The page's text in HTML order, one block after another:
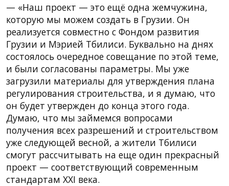
— «Наш проект — это ещё одна жемчужина,
которую мы можем создать в Грузии. Он
реализуется совместно с Фондом развития
Грузии и Мэрией Тбилиси. Буквально на днях
состоялось очередное совещание по этой теме,
и были согласованы параметры. Мы уже
загрузили материалы для утверждения плана
регулирования строительства, и я думаю, что
он будет утвержден до конца этого года.
Думаю, что мы займемся вопросами
получения всех разрешений и строительством
уже следующей весной, а жители Тбилиси
смогут рассчитывать на еще один прекрасный
проект — соответствующий современным
стандартам XXI века.